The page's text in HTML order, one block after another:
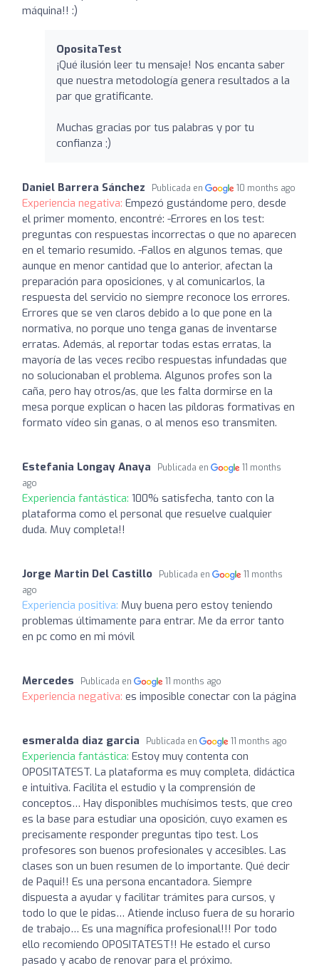
máquina!! :)
OpositaTest
¡Qué ilusión leer tu mensaje! Nos encanta saber
que nuestra metodología genera resultados a la
par que gratificante.
Muchas gracias por tus palabras y por tu
confianza ;)
Daniel Barrera Sánchez Publicada en 10 months ago
Experiencia negativa: Empezó gustándome pero, desde
el primer momento, encontré: -Errores en los test:
preguntas con respuestas incorrectas o que no aparecen
en el temario resumido. -Fallos en algunos temas, que
aunque en menor cantidad que lo anterior, afectan la
preparación para oposiciones, y al comunicarlos, la
respuesta del servicio no siempre reconoce los errores.
Errores que se ven claros debido a lo que pone en la
normativa, no porque uno tenga ganas de inventarse
erratas. Además, al reportar todas estas erratas, la
mayoría de las veces recibo respuestas infundadas que
no solucionaban el problema. Algunos profes son la
caña, pero hay otros/as, que les falta dormirse en la
mesa porque explican o hacen las píldoras formativas en
formato vídeo sin ganas, o al menos eso transmiten.
Estefania Longay Anaya Publicada en
11 months
ago
Experiencia fantástica: 100% satisfecha, tanto con la
plataforma como el personal que resuelve cualquier
duda. Muy completa!!
Jorge Martin Del Castillo Publicada en
11 months
ago
Experiencia positiva: Muy buena pero estoy teniendo
problemas últimamente para entrar. Me da error tanto
en pc como en mi móvil
Mercedes Publicada en 11 months ago
Experiencia negativa: es imposible conectar con la página
esmeralda diaz garcia Publicada en 11 months ago
Experiencia fantástica: Estoy muy contenta con
OPOSITATEST. La plataforma es muy completa, didáctica
e intuitiva. Facilita el estudio y la comprensión de
conceptos… Hay disponibles muchísimos tests, que creo
es la base para estudiar una oposición, cuyo examen es
precisamente responder preguntas tipo test. Los
profesores son buenos profesionales y accesibles. Las
clases son un buen resumen de lo importante. Qué decir
de Paqui!! Es una persona encantadora. Siempre
dispuesta a ayudar y facilitar trámites para cursos, y
todo lo que le pidas… Atiende incluso fuera de su horario
de trabajo… Es una magnífica profesional!!! Por todo
ello recomiendo OPOSITATEST!! He estado el curso
pasado y acabo de renovar para el próximo.